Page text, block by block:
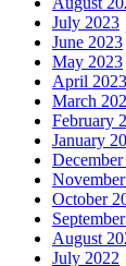
July 2023
June 2023
May 2023
April 2023
March
February
January
October
August
July 2022